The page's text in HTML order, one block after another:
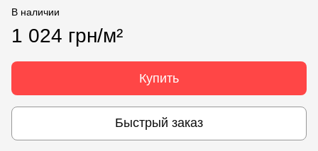
В наличии
1 024 грн/м²
Купить
Быстрый заказ